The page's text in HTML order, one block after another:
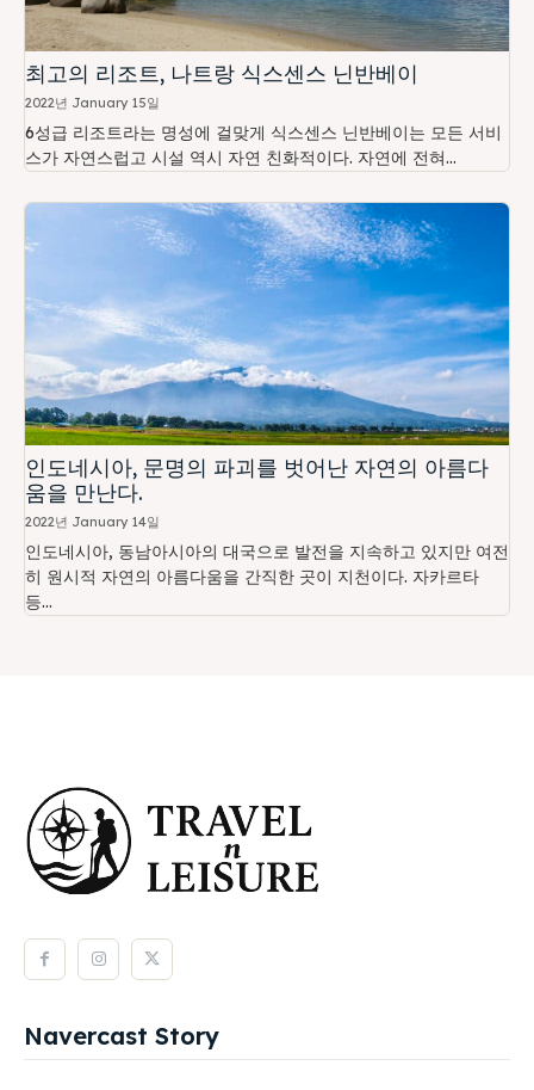
최고의 리조트, 나트랑 식스센스 닌반베이
2022년 January 15일
6성급 리조트라는 명성에 걸맞게 식스센스 닌반베이는 모든 서비
스가 자연스럽고 시설 역시 자연 친화적이다. 자연에 전혀...
인도네시아, 문명의 파괴를 벗어난 자연의 아름다
움을 만난다.
2022년 January 14일
인도네시아, 동남아시아의 대국으로 발전을 지속하고 있지만 여전
히 원시적 자연의 아름다움을 간직한 곳이 지천이다. 자카르타
등...
Navercast Story